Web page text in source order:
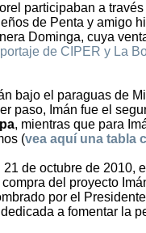
participaban a
de Penta y amigo
Dominga, cuya
de CIPER y La
bajo el paraguas de
paso, Imán fue el
, mientras que para
(vea aquí una tabla
de octubre de 2010,
del proyecto
por el
a fomentar la